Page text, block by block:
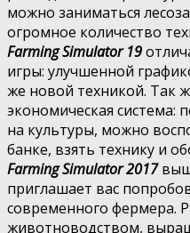
можно заниматься
огромное количество
Farming Simulator 19
игры: улучшенной
же новой техникой. Так
экономическая
на культуры, можно
банке, взять технику и
Farming Simulator 2017
приглашает вас
современного фермера.
животноводством,